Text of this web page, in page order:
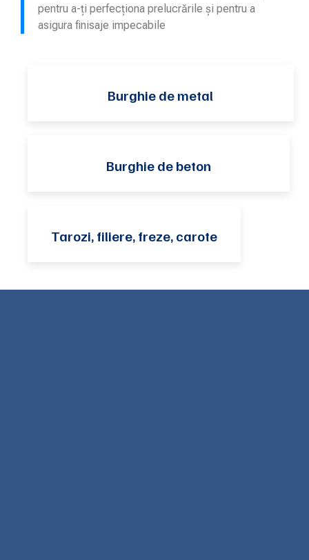
pentru a-ți perfecționa prelucrările și pentru a
asigura finisaje impecabile
Burghie de metal
Burghie de beton
Tarozi, filiere, freze, carote